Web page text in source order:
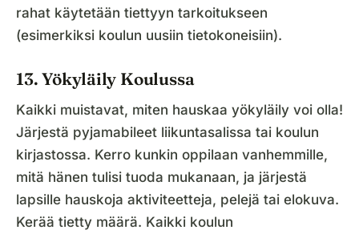
rahat käytetään tiettyyn tarkoitukseen
(esimerkiksi koulun uusiin tietokoneisiin).
13. Yökyläily Koulussa
Kaikki muistavat, miten hauskaa yökyläily voi olla!
Järjestä pyjamabileet liikuntasalissa tai koulun
kirjastossa. Kerro kunkin oppilaan vanhemmille,
mitä hänen tulisi tuoda mukanaan, ja järjestä
lapsille hauskoja aktiviteetteja, pelejä tai elokuva.
Kerää tietty määrä. Kaikki koulun